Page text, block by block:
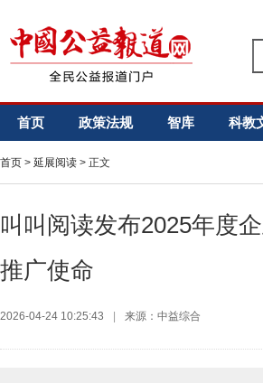
首页 政策法规 智库 科教
首页 > 延展阅读 > 正文
叫叫阅读发布2025年度
推广使命
2026-04-24 10:25:43 来源：中益综合